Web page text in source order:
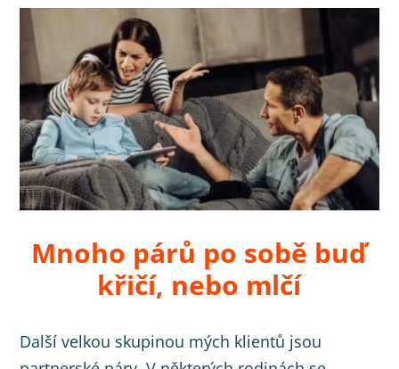
Mnoho párů po sobě buď
křičí, nebo mlčí
Další velkou skupinou mých klientů jsou